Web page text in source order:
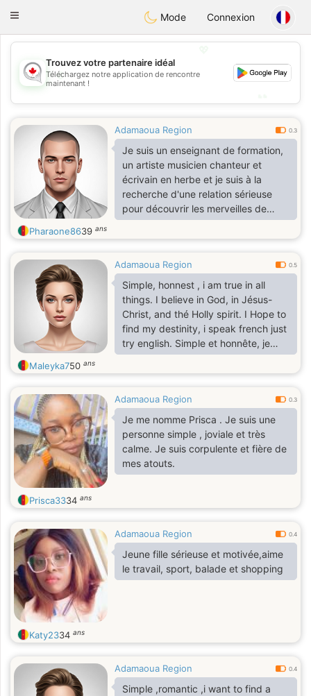
CANADIAN chat
Toggle
Mode Connexion
💖
💕
Trouvez votre partenaire idéal
Téléchargez notre application de rencontre
maintenant !
Adamaoua Region 0.3
Je suis un enseignant de formation,
un artiste musicien chanteur et
écrivain en herbe et je suis à la
recherche d'une relation sérieuse
pour découvrir les merveilles de
l'amour
Pharaone8639 ans
Adamaoua Region 0.5
Simple, honnest , i am true in all
things. I believe in God, in Jésus-
Christ, and thé Holly spirit. I Hope to
find my destinity, i speak french just
try english. Simple et honnête, je
suis vraie dans tout ce que je fais.,
Je crois en Dieu à Jésus Christ et au
qui m'est destiné.,
Maleyka750 ans
Adamaoua Region 0.3
Je me nomme Prisca . Je suis une
personne simple , joviale et très
calme. Je suis corpulente et fière de
mes atouts.
Prisca3334 ans
Adamaoua Region 0.4
Jeune fille sérieuse et motivée,aime
le travail, sport, balade et shopping
Katy2334 ans
Adamaoua Region 0.4
Simple ,romantic ,i want to find a